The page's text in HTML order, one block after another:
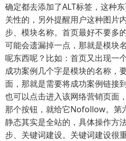
确定都去添加了ALT标签，这种
关性的，另外提醒用户这种图片
步、模块名称。首页最好不要多
可能会遗漏掉一点，那就是模块
呢东西呢？比如：首页又出现一
成功案例几个字是模块的名称，
面，那就是需要将成功案例链接
也可以点击进入该网络营销页面
那个按钮，就给它Nofollow。第
静态其实是全站的，具体操作方
步、关键词建设。关键词建设很